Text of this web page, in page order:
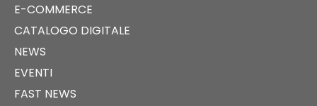
E-COMMERCE
CATALOGO DIGITALE
NEWS
EVENTI
FAST NEWS